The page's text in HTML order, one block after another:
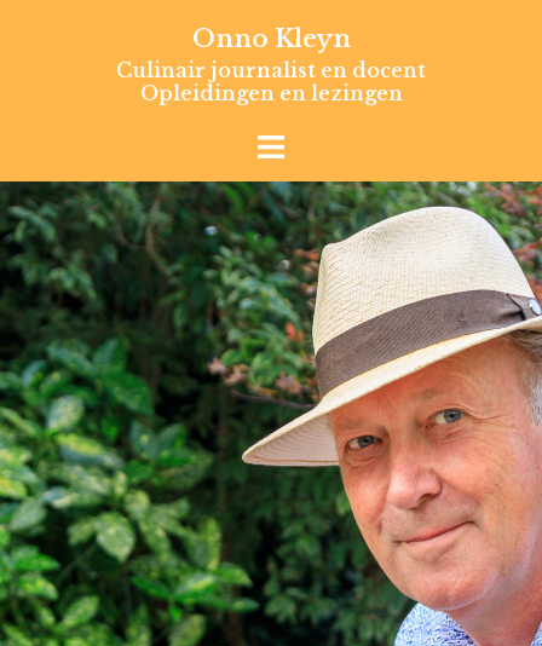
Onno Kleyn
Culinair journalist en docent
Opleidingen en lezingen